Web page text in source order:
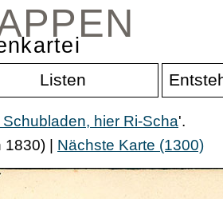
Listen
hier Ri-Scha'.
1830) | Nächste Karte (1300)